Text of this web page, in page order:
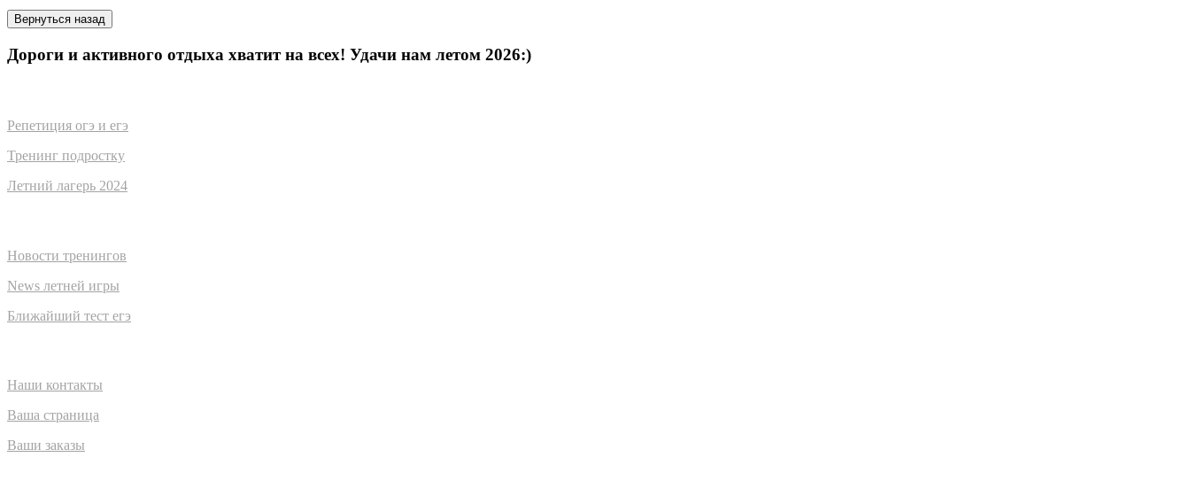
Дороги и активного отдыха хватит на всех! Удачи нам летом 2026:)
Репетиция огэ и егэ
Тренинг подростку
Летний лагерь 2024
Новости тренингов
News летней игры
Ближайший тест егэ
Наши контакты
Ваша страница
Ваши заказы